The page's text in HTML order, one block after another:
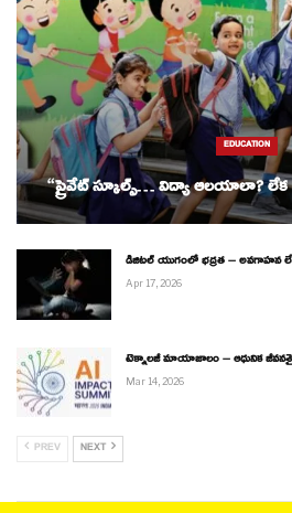
EDUCATION
“ప్రైవేట్ స్కూల్స్… విద్యా ఆలయాలా? లేక
డిజిటల్ యుగంలో భద్రత – అవగాహన
Apr 17, 2026
టెక్నాలజీ మాయాజాలం – ఆధునిక
Mar 14, 2026
PREV NEXT